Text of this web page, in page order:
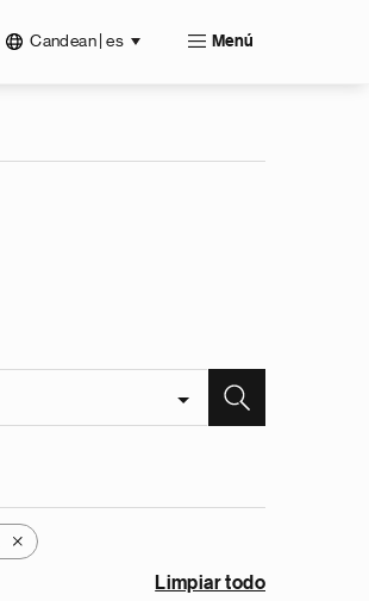
Candean | es Menú
X
Limpiar todo